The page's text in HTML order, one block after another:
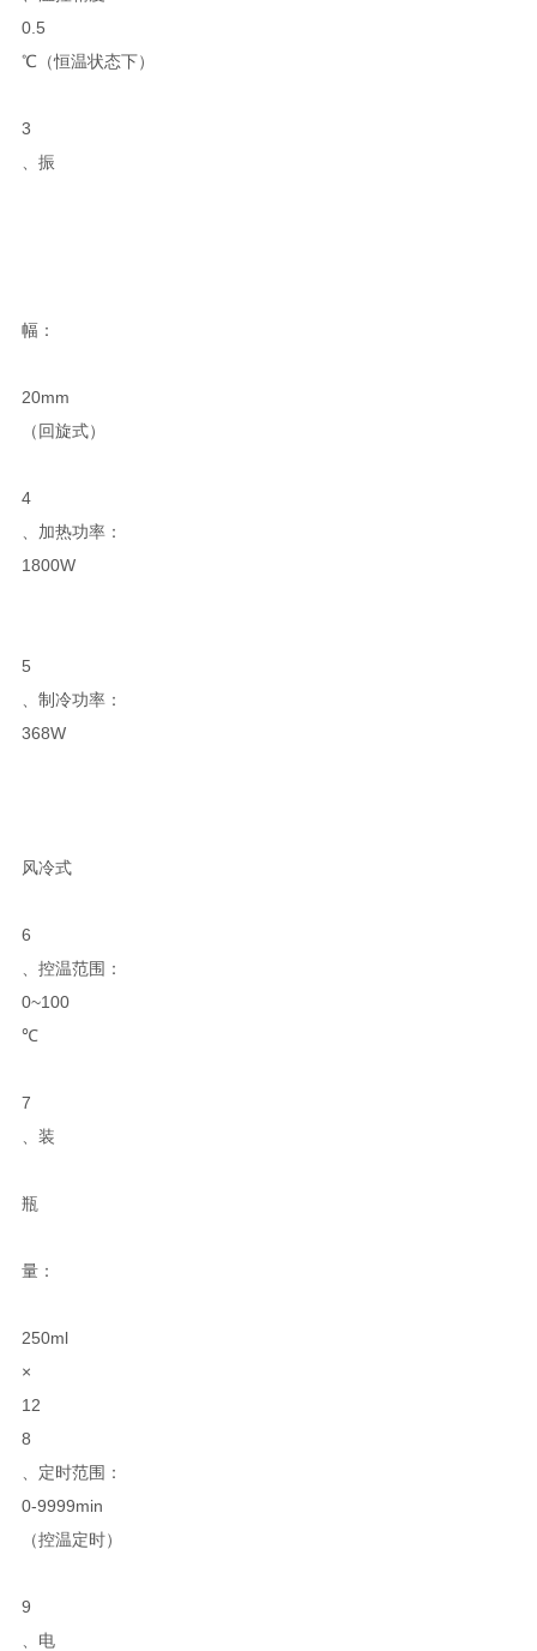
0.5
℃（恒温状态下）
3
、振
幅：
20mm
（回旋式）
4
、加热功率：
1800W
5
、制冷功率：
368W
风冷式
6
、控温范围：
0~100
℃
7
、装
瓶
量：
250ml
×
12
8
、定时范围：
0-9999min
（控温定时）
9
、电